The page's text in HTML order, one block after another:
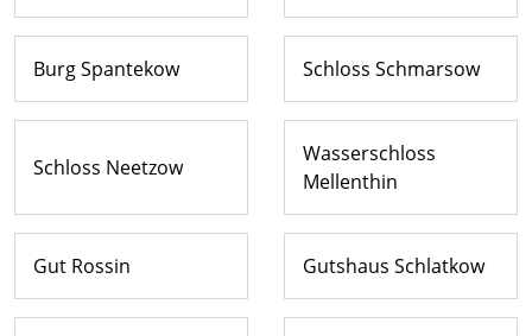
Burg Spantekow Schloss Schmarsow
Schloss Neetzow
Wasserschloss
Mellenthin
Gut Rossin Gutshaus Schlatkow